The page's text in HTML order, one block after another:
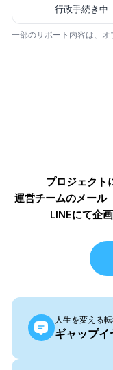
行政手続き中
一部のサポート内容は、オ
プロジェクト
運営チームのメー
LINEにて企
人生を変える
ギャップイ